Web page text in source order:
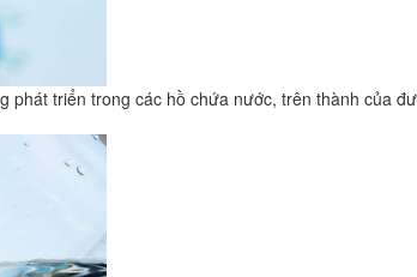
triển trong các hồ chứa nước, trên thành của